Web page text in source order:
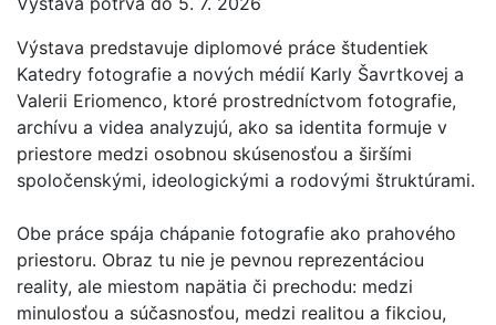
Výstava predstavuje diplomové práce študentiek
Katedry fotografie a nových médií Karly Šavrtkovej a
Valerii Eriomenco, ktoré prostredníctvom fotografie,
archívu a videa analyzujú, ako sa identita formuje v
priestore medzi osobnou skúsenosťou a širšími
spoločenskými, ideologickými a rodovými štruktúrami.
Obe práce spája chápanie fotografie ako prahového
priestoru. Obraz tu nie je pevnou reprezentáciou
reality, ale miestom napätia či prechodu: medzi
minulosťou a súčasnosťou, medzi realitou a fikciou,